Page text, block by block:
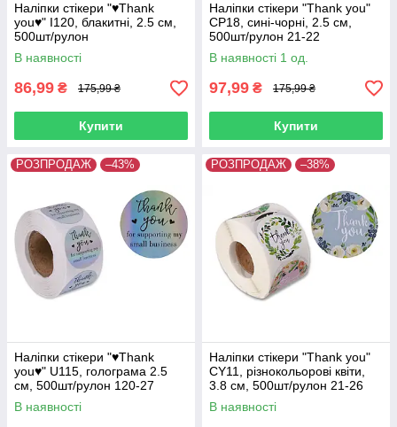
Наліпки стікери "♥Thank
you♥" I120, блакитні, 2.5 см,
500шт/рулон
В наявності
86,99 ₴ 175,99 ₴
Купити
Наліпки стікери "Thank you"
CP18, сині-чорні, 2.5 см,
500шт/рулон 21-22
В наявності 1 од.
97,99 ₴ 175,99 ₴
Купити
РОЗПРОДАЖ –43%
Наліпки стікери "♥Thank
you♥" U115, голограма 2.5
см, 500шт/рулон 120-27
В наявності
РОЗПРОДАЖ –38%
Наліпки стікери "Thank you"
CY11, різнокольорові квіти,
3.8 см, 500шт/рулон 21-26
В наявності